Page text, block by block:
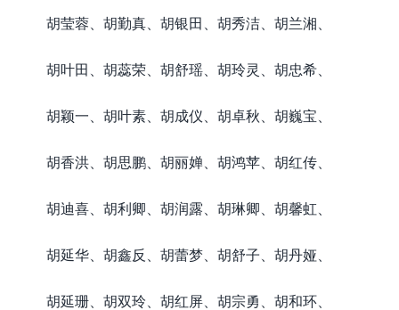
胡莹蓉、胡勤真、胡银田、胡秀洁、胡兰湘、
胡叶田、胡蕊荣、胡舒瑶、胡玲灵、胡忠希、
胡颖一、胡叶素、胡成仪、胡卓秋、胡巍宝、
胡香洪、胡思鹏、胡丽婵、胡鸿苹、胡红传、
胡迪喜、胡利卿、胡润露、胡琳卿、胡馨虹、
胡延华、胡鑫反、胡蕾梦、胡舒子、胡丹娅、
胡延珊、胡双玲、胡红屏、胡宗勇、胡和环、